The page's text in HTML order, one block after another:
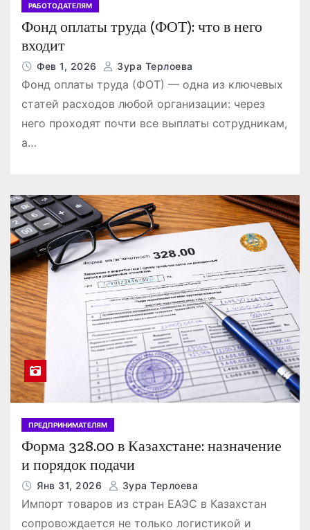
РАБОТОДАТЕЛЯМ
Фонд оплаты труда (ФОТ): что в него
входит
Фев 1, 2026 Зура Терлоева
Фонд оплаты труда (ФОТ) — одна из ключевых
статей расходов любой организации: через
него проходят почти все выплаты сотрудникам,
а…
ПРЕДПРИНИМАТЕЛЯМ
Форма 328.00 в Казахстане: назначение
и порядок подачи
Янв 31, 2026 Зура Терлоева
Импорт товаров из стран ЕАЭС в Казахстан
сопровождается не только логистикой и